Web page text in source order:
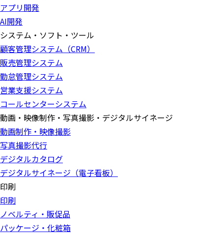
アプリ開発
AI開発
システム・ソフト・ツール
顧客管理システム（CRM）
販売管理システム
勤怠管理システム
営業支援システム
コールセンターシステム
動画・映像制作・写真撮影・デジタルサイネージ
動画制作・映像撮影
写真撮影代行
デジタルカタログ
デジタルサイネージ（電子看板）
印刷
印刷
ノベルティ・販促品
パッケージ・化粧箱